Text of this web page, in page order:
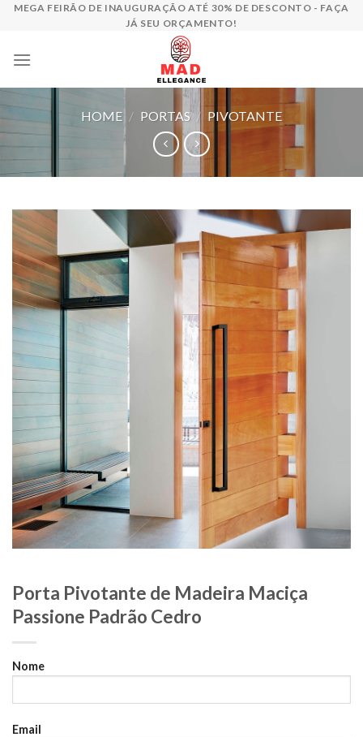
SkipMEGA FEIRÃO DE INAUGURAÇÃO ATÉ 30% DE DESCONTO - FAÇA
JÁ SEU ORÇAMENTO!
HOME / PORTAS / PIVOTANTE
Porta Pivotante de Madeira Maciça
Passione Padrão Cedro
Nome
Email